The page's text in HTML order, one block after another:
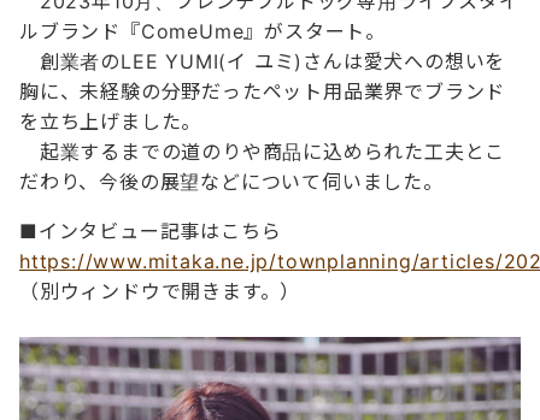
ルブランド『ComeUme』がスタート。
創業者のLEE YUMI(イ ユミ)さんは愛犬への想いを
胸に、未経験の分野だったペット用品業界でブランド
を立ち上げました。
起業するまでの道のりや商品に込められた工夫とこ
だわり、今後の展望などについて伺いました。
■インタビュー記事はこちら
https://www.mitaka.ne.jp/townplanning/articles/
（別ウィンドウで開きます。）